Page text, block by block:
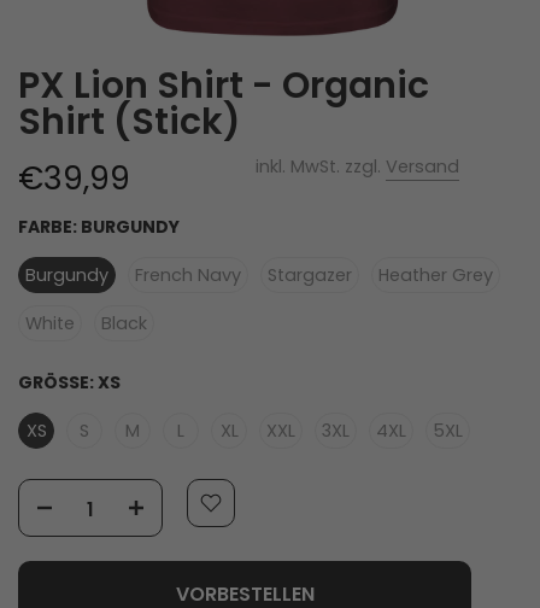
PX Lion Shirt - Organic
Shirt (Stick)
€39,99 inkl. MwSt. zzgl. Versand
FARBE: BURGUNDY
Burgundy
French Navy Stargazer
Heather Grey
White
Black
GRÖSSE: XS
XS
S M L XL XXL 3XL 4XL 5XL
VORBESTELLEN